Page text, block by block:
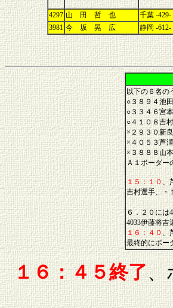
4297 山 田 哲 也 千葉 -429-
3981 今 坂 晃 広 静岡 -612-
以下の６名の
○３８９４
○３３４６
○４１０８吉
×２９３０新
×４０５３芦
×３８８８山
Ａ１ボーダー
１５：１０、
吉村選手、・
・４着～
６．２０には
4033伊藤将
１６：４０、
最終的にボー
１６：４５終了、